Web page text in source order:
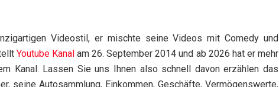
Videostil, er mischte seine Videos mit Comedy und
Youtube Kanal am 26. September 2014 und ab 2026 hat er mehr
Kanal. Lassen Sie uns Ihnen also schnell davon erzählen das
seine Autosammlung, Einkommen, Geschäfte, Vermögenswerte,